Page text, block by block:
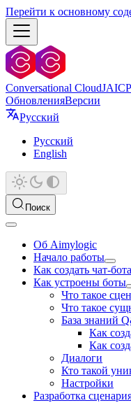
Перейти к основному
Conversational CloudJAICP
ОбновленияВерсии
Русский
Русский
English
Поиск
Об Aimylogic
Начало работы
Как создать чат-бота
Как устроены боты
Что такое
Что такое
База знаний
Как
Как
Диалоги
Кто такой
Настройки
Разработка